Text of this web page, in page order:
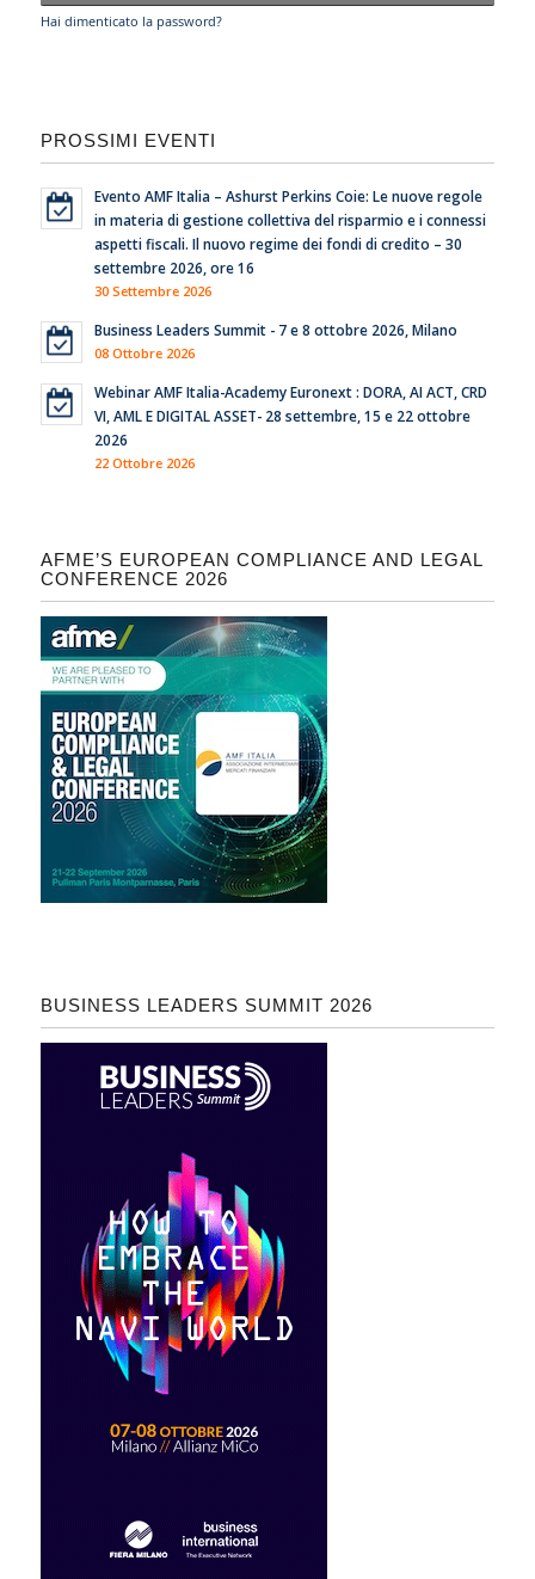
Hai dimenticato la password?
PROSSIMI EVENTI
Evento AMF Italia – Ashurst Perkins Coie: Le nuove regole
in materia di gestione collettiva del risparmio e i connessi
aspetti fiscali. Il nuovo regime dei fondi di credito – 30
settembre 2026, ore 16
30 Settembre 2026
Business Leaders Summit - 7 e 8 ottobre 2026, Milano
08 Ottobre 2026
Webinar AMF Italia-Academy Euronext : DORA, AI ACT, CRD
VI, AML E DIGITAL ASSET- 28 settembre, 15 e 22 ottobre
2026
22 Ottobre 2026
AFME’S EUROPEAN COMPLIANCE AND LEGAL
CONFERENCE 2026
BUSINESS LEADERS SUMMIT 2026